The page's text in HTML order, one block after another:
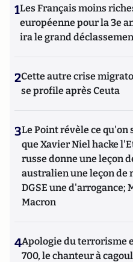
1Les Français moins
européenne pour la 3e
ira le grand
2Cette autre crise
se profile après Ceuta
3Le Point révèle ce
que Xavier Niel hacke
russe donne une leçon
australien une leçon de
DGSE une d'arrogance;
Macron
4Apologie du terrorisme
700, le chanteur à